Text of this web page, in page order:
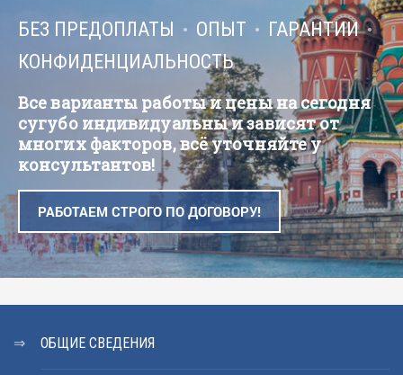
БЕЗ ПРЕДОПЛАТЫ ОПЫТ
ГАРАНТИИ
КОНФИДЕНЦИАЛЬНОСТЬ
Все варианты работы и цены на сегодня
сугубо индивидуальны и зависят от
многих факторов, всё уточняйте у
консультантов!
РАБОТАЕМ СТРОГО ПО ДОГОВОРУ!
ОБЩИЕ СВЕДЕНИЯ